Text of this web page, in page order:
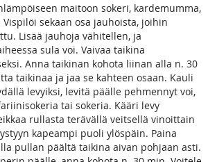
maitoon sokeri, kardemumma,
sekaan osa jauhoista, joihin
Lisää jauhoja vähitellen, ja
sula voi. Vaivaa taikina
Anna taikinan kohota liinan alla n. 30
taikinaa ja jaa se kahteen osaan. Kauli
levyiksi, levitä päälle pehmennyt voi,
tai sokeria. Kääri levy
rullasta terävällä veitsellä vinoittain
kapeampi puoli ylöspäin. Paina
pullan päältä taikina aivan pohjaan asti.